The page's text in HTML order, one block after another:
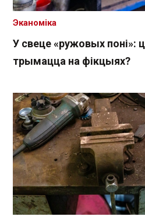
У свеце «ружовых поні»:
трымацца на фікцыях?
Эканоміка